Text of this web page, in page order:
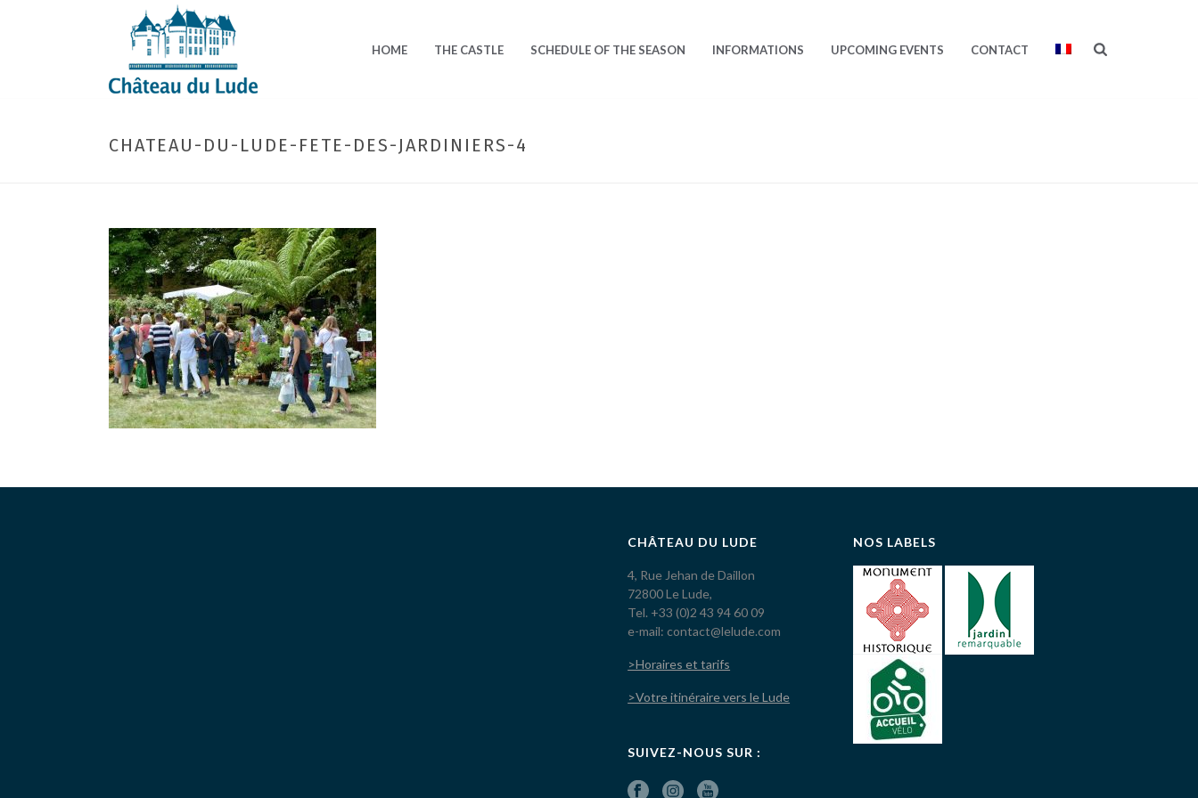
HOME THE CASTLE SCHEDULE OF THE SEASON INFORMATIONS UPCOMING EVENTS CONTACT
CHATEAU-DU-LUDE-FETE-DES-JARDINIERS-4
CHÂTEAU DU LUDE
4, Rue Jehan de Daillon
72800 Le Lude,
Tel. +33 (0)2 43 94 60 09
e-mail: contact@lelude.com
>Horaires et tarifs
>Votre itinéraire vers le Lude
SUIVEZ-NOUS SUR :
NOS LABELS